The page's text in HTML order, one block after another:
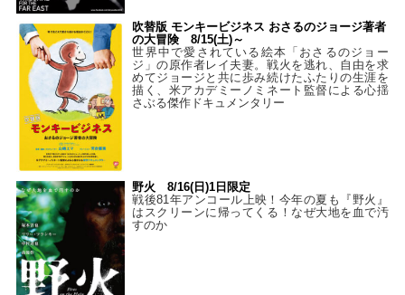
吹替版 モンキービジネス おさるのジョージ著者
の大冒険 8/15(土)～
世界中で愛されている絵本「おさるのジョー
ジ」の原作者レイ夫妻。戦火を逃れ、自由を求
めてジョージと共に歩み続けたふたりの生涯を
描く、米アカデミーノミネート監督による心揺
さぶる傑作ドキュメンタリー
野火 8/16(日)1日限定
戦後81年アンコール上映！今年の夏も『野火』
はスクリーンに帰ってくる！なぜ大地を血で汚
すのか